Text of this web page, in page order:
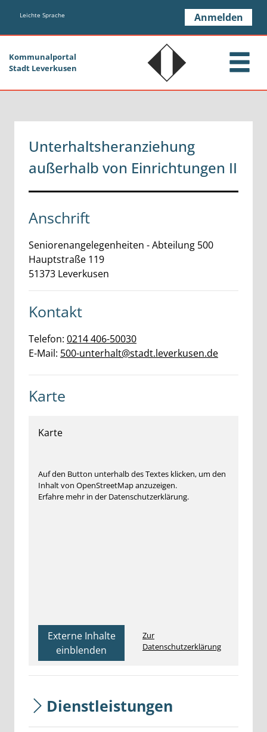
Zum Hauptinhalt springen
Leichte Sprache Anmelden
Kommunalportal
Stadt Leverkusen
Unterhaltsheranziehung
außerhalb von Einrichtungen II
Anschrift
Seniorenangelegenheiten - Abteilung 500
Hauptstraße 119
51373 Leverkusen
Kontakt
Telefon: 0214 406-50030
E-Mail: 500-unterhalt@stadt.leverkusen.de
Karte
Karte
Auf den Button unterhalb des Textes klicken, um den
Inhalt von OpenStreetMap anzuzeigen.
Erfahre mehr in der Datenschutzerklärung.
Externe Inhalte
einblenden
Zur
Datenschutzerklärung
Dienstleistungen